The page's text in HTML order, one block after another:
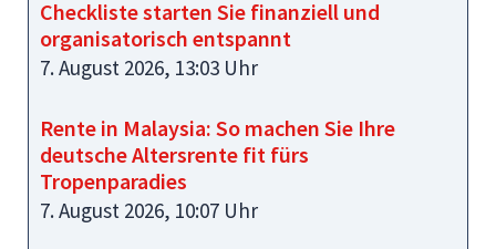
Checkliste starten Sie finanziell und
organisatorisch entspannt
7. August 2026, 13:03 Uhr
Rente in Malaysia: So machen Sie Ihre
deutsche Altersrente fit fürs
Tropenparadies
7. August 2026, 10:07 Uhr